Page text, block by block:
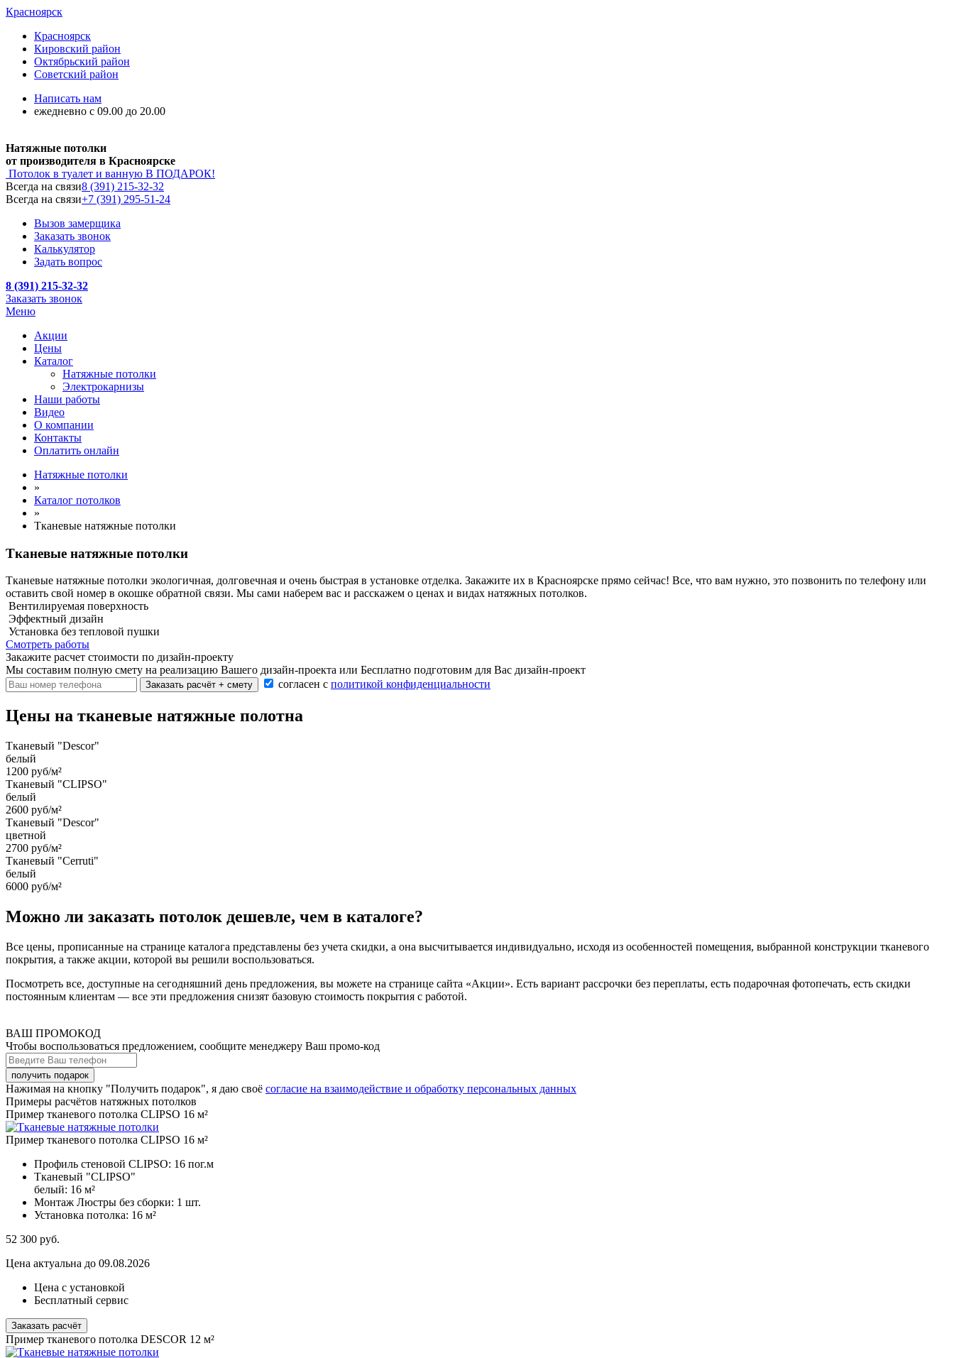
Красноярск
Красноярск
Кировский район
Октябрьский район
Советский район
Написать нам
ежедневно с 09.00 до 20.00
Натяжные потолки
от производителя в Красноярске
Потолок в туалет и ванную В ПОДАРОК!
Всегда на связи8 (391) 215-32-32
Всегда на связи+7 (391) 295-51-24
Вызов замерщика
Заказать звонок
Калькулятор
Задать вопрос
8 (391) 215-32-32
Заказать звонок
Меню
Акции
Цены
Каталог
Натяжные потолки
Электрокарнизы
Наши работы
Видео
О компании
Контакты
Оплатить онлайн
Натяжные потолки
»
Каталог потолков
»
Тканевые натяжные потолки
Тканевые натяжные потолки
Тканевые натяжные потолки экологичная, долговечная и очень быстрая в установке отделка. Закажите их в Красноярске прямо сейчас! Все, что вам нужно, это позвонить по телефону или
оставить свой номер в окошке обратной связи. Мы сами наберем вас и расскажем о ценах и видах натяжных потолков.
Вентилируемая поверхность
Эффектный дизайн
Установка без тепловой пушки
Смотреть работы
Закажите расчет cтоимости по дизайн-проекту
Мы составим полную смету на реализацию Вашего дизайн-проекта или Бесплатно подготовим для Вас дизайн-проект
Заказать расчёт + смету согласен с политикой конфиденциальности
Цены на тканевые натяжные полотна
Тканевый "Descor"
белый
1200 руб/м²
Тканевый "CLIPSO"
белый
2600 руб/м²
Тканевый "Descor"
цветной
2700 руб/м²
Тканевый "Cerruti"
белый
6000 руб/м²
Можно ли заказать потолок дешевле, чем в каталоге?
Все цены, прописанные на странице каталога представлены без учета скидки, а она высчитывается индивидуально, исходя из особенностей помещения, выбранной конструкции тканевого
покрытия, а также акции, которой вы решили воспользоваться.
Посмотреть все, доступные на сегодняшний день предложения, вы можете на странице сайта «Акции». Есть вариант рассрочки без переплаты, есть подарочная фотопечать, есть скидки
постоянным клиентам — все эти предложения снизят базовую стоимость покрытия с работой.
ВАШ ПРОМОКОД
Чтобы воспользоваться предложением, сообщите менеджеру Ваш промо-код
Нажимая на кнопку "Получить подарок", я даю своё согласие на взаимодействие и обработку персональных данных
Примеры расчётов натяжных потолков
Пример тканевого потолка CLIPSO 16 м²
Пример тканевого потолка CLIPSO 16 м²
Профиль стеновой CLIPSO: 16 пог.м
Тканевый "CLIPSO"
белый: 16 м²
Монтаж Люстры без сборки: 1 шт.
Установка потолка: 16 м²
52 300 руб.
Цена актуальна до 09.08.2026
Цена с установкой
Бесплатный сервис
Заказать расчёт
Пример тканевого потолка DESCOR 12 м²